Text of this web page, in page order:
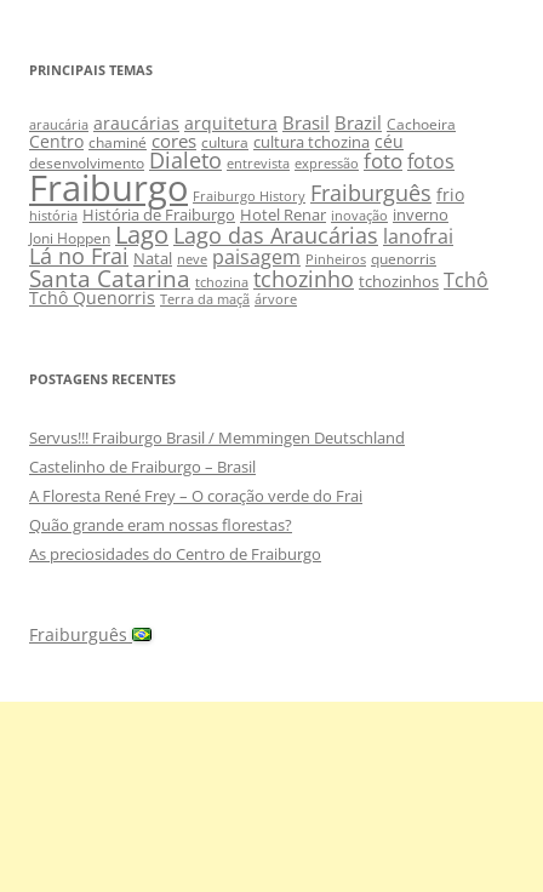
PRINCIPAIS TEMAS
araucária araucárias arquitetura Brasil Brazil Cachoeira
Centro chaminé cores cultura cultura tchozina céu
desenvolvimento Dialeto entrevista expressão fotofotos
Fraiburgo Fraiburgo History Fraiburguês frio
história História de Fraiburgo Hotel Renar inovação inverno
Joni Hoppen Lago Lago das Araucárias lanofrai
Lá no Frai Natal neve paisagem Pinheiros quenorris
Santa Catarina tchozina tchozinho tchozinhos Tchô
Tchô Quenorris Terra da maçã árvore
POSTAGENS RECENTES
Servus!!! Fraiburgo Brasil / Memmingen Deutschland
Castelinho de Fraiburgo – Brasil
A Floresta René Frey – O coração verde do Frai
Quão grande eram nossas florestas?
As preciosidades do Centro de Fraiburgo
Fraiburguês